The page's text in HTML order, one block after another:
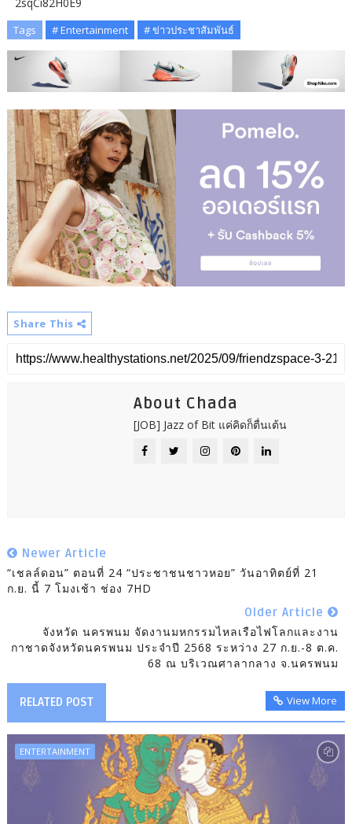
Tags # Entertainment # ข่าวประชาสัมพันธ์
Share This
About Chada
[JOB] Jazz of Bit แค่คิดก็ตื่นเต้น
Newer Article
“เชลล์ดอน” ตอนที่ 24 “ประชาชนชาวหอย” วันอาทิตย์ที่ 21
ก.ย. นี้ 7 โมงเช้า ช่อง 7HD
Older Article
จังหวัด นครพนม จัดงานมหกรรมไหลเรือไฟโลกและงาน
กาชาดจังหวัดนครพนม ประจำปี 2568 ระหว่าง 27 ก.ย.-8 ต.ค.
68 ณ บริเวณศาลากลาง จ.นครพนม
RELATED POST View More
ENTERTAINMENT